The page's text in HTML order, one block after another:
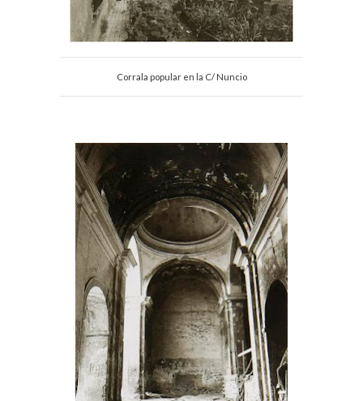
Corrala popular en la C/ Nuncio